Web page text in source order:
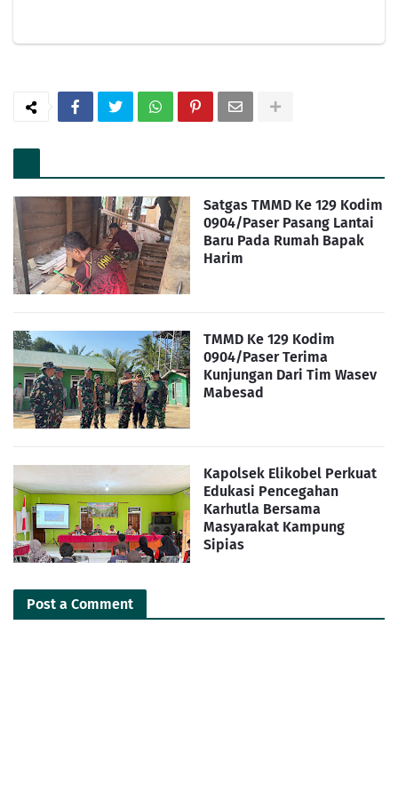
Satgas TMMD Ke 129 Kodim
0904/Paser Pasang Lantai
Baru Pada Rumah Bapak
Harim
TMMD Ke 129 Kodim
0904/Paser Terima
Kunjungan Dari Tim Wasev
Mabesad
Kapolsek Elikobel Perkuat
Edukasi Pencegahan
Karhutla Bersama
Masyarakat Kampung
Sipias
Post a Comment